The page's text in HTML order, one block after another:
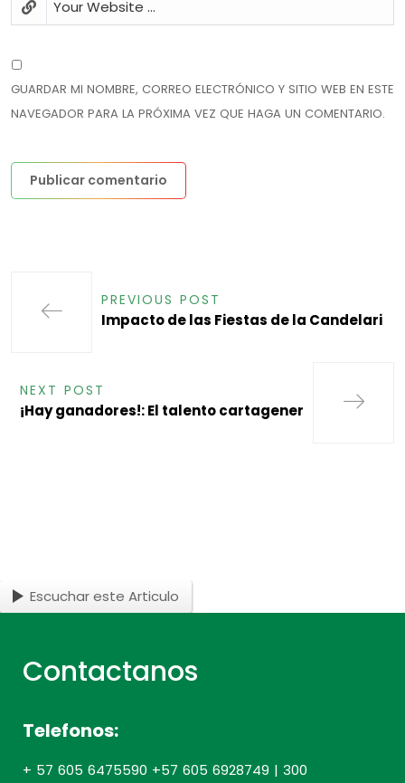
GUARDAR MI NOMBRE, CORREO ELECTRÓNICO Y SITIO WEB EN ESTE
NAVEGADOR PARA LA PRÓXIMA VEZ QUE HAGA UN COMENTARIO.
PREVIOUS POST
Impacto de las Fiestas de la Candelari
NEXT POST
¡Hay ganadores!: El talento cartagener
Escuchar este Articulo
Contactanos
Telefonos:
+ 57 605 6475590 +57 605 6928749 | 300